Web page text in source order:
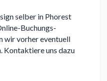
selber in Phorest
Buchungs-
wir vorher eventuell
Kontaktiere uns dazu